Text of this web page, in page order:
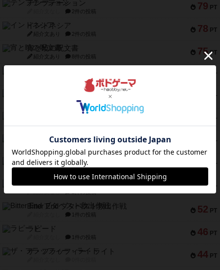
79 PT
テンプテーション
2件の投稿
78 PT
インドネシア
紹介文あり 2件の投稿
75 PT
宵と暁の呪文書
紹介文あり 8件の投稿
PT
9件の投稿
PT
1件の投稿
PT
PT
スペクタキュラー
PT
スモールワールド
紹介文あり 13件の投稿
58 PT
52 PT
Bitter End ブタペスト救出作戦
1件の投稿
46 PT
ラピード
1件の投稿
44 PT
ザ・フラッフィー・ライト